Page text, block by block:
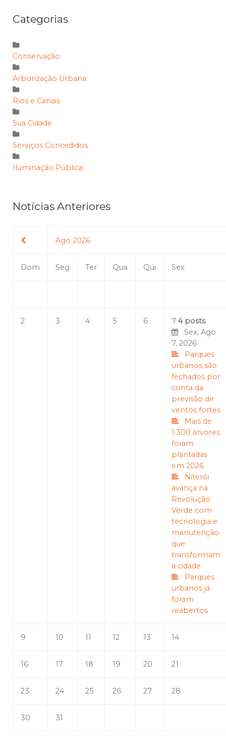
Categorias
Conservação
Arborização Urbana
Rios e Canais
Sua Cidade
Serviços Concedidos
Iluminação Pública
Notícias Anteriores
Ago 2026
Dom Seg Ter Qua Qui Sex
2 3 4 5 6 7 4 posts
Sex, Ago
7, 2026
Parques
urbanos são
fechados por
conta da
previsão de
ventos fortes
Mais de
1.300 árvores
foram
plantadas
em 2026
Niterói
avança na
Revolução
Verde com
tecnologia e
manutenção
que
transformam
a cidade
Parques
urbanos já
foram
reabertos
9 10 11 12 13 14
16 17 18 19 20 21
23 24 25 26 27 28
30 31